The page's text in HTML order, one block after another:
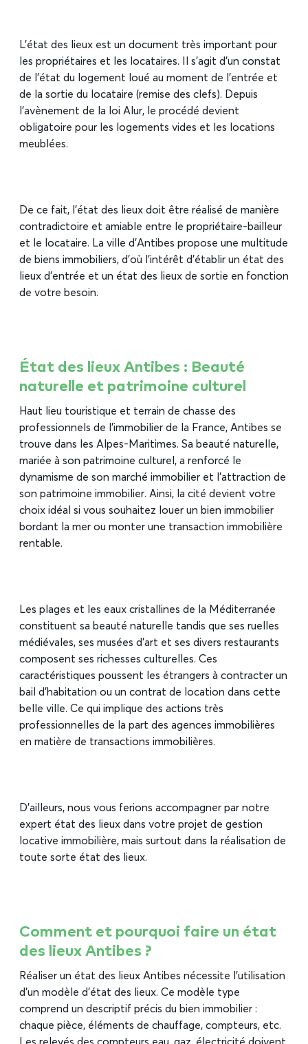
L’état des lieux est un document très important pour
les propriétaires et les locataires. Il s’agit d’un constat
de l’état du logement loué au moment de l’entrée et
de la sortie du locataire (remise des clefs). Depuis
l’avènement de la loi Alur, le procédé devient
obligatoire pour les logements vides et les locations
meublées.
De ce fait, l’état des lieux doit être réalisé de manière
contradictoire et amiable entre le propriétaire-bailleur
et le locataire. La ville d’Antibes propose une multitude
de biens immobiliers, d’où l’intérêt d’établir un état des
lieux d’entrée et un état des lieux de sortie en fonction
de votre besoin.
État des lieux Antibes : Beauté
naturelle et patrimoine culturel
Haut lieu touristique et terrain de chasse des
professionnels de l’immobilier de la France, Antibes se
trouve dans les Alpes-Maritimes. Sa beauté naturelle,
mariée à son patrimoine culturel, a renforcé le
dynamisme de son marché immobilier et l’attraction de
son patrimoine immobilier. Ainsi, la cité devient votre
choix idéal si vous souhaitez louer un bien immobilier
bordant la mer ou monter une transaction immobilière
rentable.
Les plages et les eaux cristallines de la Méditerranée
constituent sa beauté naturelle tandis que ses ruelles
médiévales, ses musées d’art et ses divers restaurants
composent ses richesses culturelles. Ces
caractéristiques poussent les étrangers à contracter un
bail d’habitation ou un contrat de location dans cette
belle ville. Ce qui implique des actions très
professionnelles de la part des agences immobilières
en matière de transactions immobilières.
D’ailleurs, nous vous ferions accompagner par notre
expert état des lieux dans votre projet de gestion
locative immobilière, mais surtout dans la réalisation de
toute sorte état des lieux.
Comment et pourquoi faire un état
des lieux Antibes ?
Réaliser un état des lieux Antibes nécessite l’utilisation
d’un modèle d’état des lieux. Ce modèle type
comprend un descriptif précis du bien immobilier :
chaque pièce, éléments de chauffage, compteurs, etc.